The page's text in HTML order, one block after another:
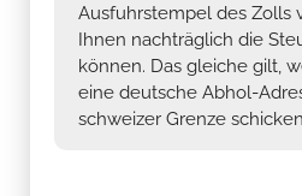
Ausfuhrstempel des Zolls
Ihnen nachträglich die
können. Das gleiche gilt,
eine deutsche Abhol-
schweizer Grenze